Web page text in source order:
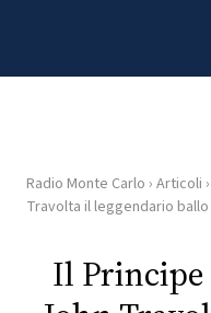
HOME
RADIO
Radio Monte Carlo › Articoli ›
Travolta il leggendario ballo
Il